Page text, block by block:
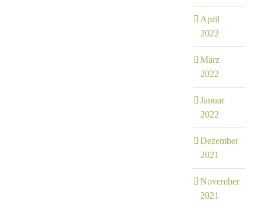
April
2022
März
2022
Januar
2022
Dezember
2021
November
2021